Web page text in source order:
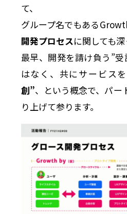
て、
グループ名でもある
開発プロセスに関しても深
最早、開発を請け負う”
はなく、共にサービス
創”、という概念で、パー
り上げて参ります。